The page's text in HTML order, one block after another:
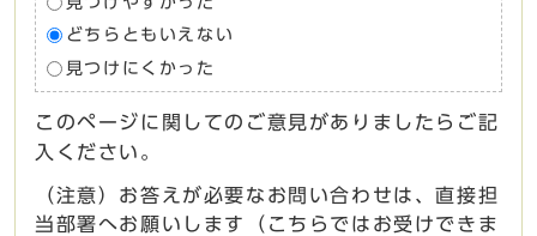
どちらともいえない
見つけにくかった
このページに関してのご意見がありましたらご記
入ください。
（注意）お答えが必要なお問い合わせは、直接担
当部署へお願いします（こちらではお受けできま